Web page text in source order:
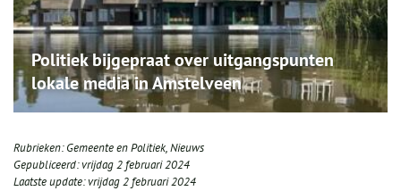
Politiek bijgepraat over uitgangspunten
lokale media in Amstelveen
Rubrieken:Gemeente en Politiek,Nieuws
Gepubliceerd:vrijdag 2 februari 2024
Laatste update:vrijdag 2 februari 2024